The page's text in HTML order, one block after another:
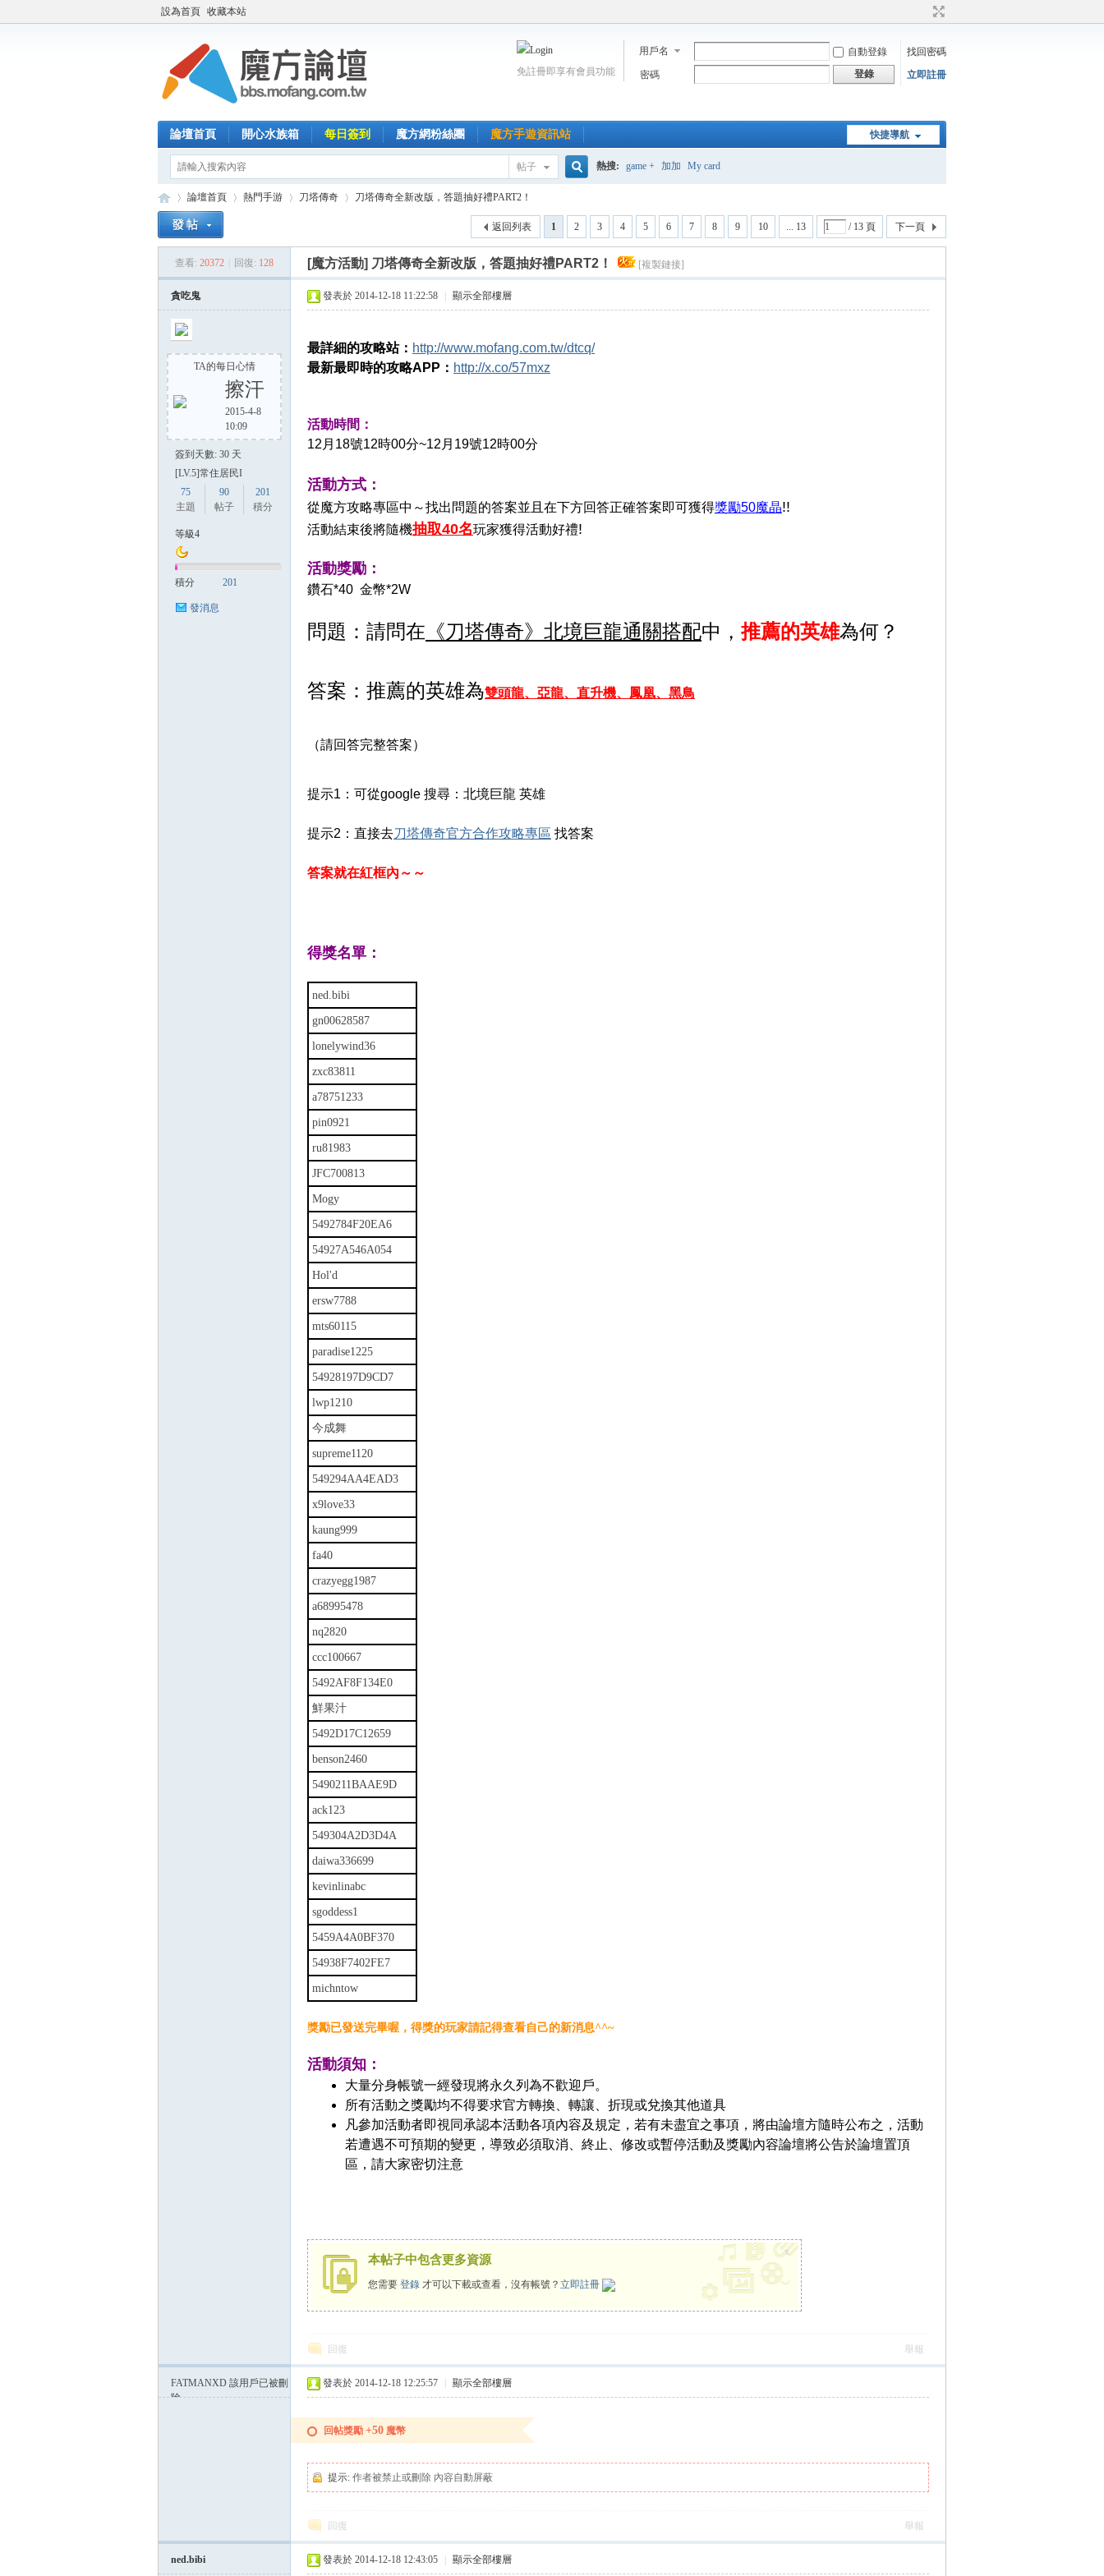
設為首頁 收藏本站
用戶名 自動登錄
找回密碼
密碼
登錄 立即註冊
免註冊即享有會員功能
快捷導航
論壇首頁 開心水族箱 每日簽到 魔方網粉絲團 魔方手遊資訊站
帖子
索
熱搜: game + 加加 My card
方
»
論壇首頁 熱門手游 刀塔傳奇
›
刀塔傳奇全新改版，答題抽好禮PART2！
1 2 3 4 5 6 7 8 9 10 ... 13 / 13 頁 下一頁
返回列表
查看: 20372 回復: 128 [魔方活動] 刀塔傳奇全新改版，答題抽好禮PART2！ [複製鏈接]
貪吃鬼
TA的每日心情
擦汗
2015-4-8
10:09
簽到天數: 30 天
[LV.5]常住居民I
75
主題
90
帖子
201
積分
等級4
積分 201
發消息
發表於 2014-12-18 11:22:58 顯示全部樓層
最詳細的攻略站： http://www.mofang.com.tw/dtcq/
最新最即時的攻略APP： http://x.co/57mxz
活動時間：
12月18號12時00分~12月19號12時00分
活動方式：
從魔方攻略專區中～找出問題的答案並且在下方回答正確答案即可獲得獎勵50魔晶!!
活動結束後將隨機抽取40名玩家獲得活動好禮!
活動獎勵：
鑽石*40 金幣*2W
問題： 請問在 《刀塔傳奇》北境巨龍通關搭配中， 推薦的英雄為何？
答案：推薦的英雄為雙頭龍、亞龍、直升機、鳳凰、黑鳥
（請回答完整答案）
提示1：可從google 搜尋：北境巨龍 英雄
提示2：直接去刀塔傳奇官方合作攻略專區 找答案
答案就在紅框內～～
得獎名單：
ned.bibi
gn00628587
lonelywind36
zxc83811
a78751233
pin0921
ru81983
JFC700813
Mogy
5492784F20EA6
54927A546A054
Hol'd
ersw7788
mts60115
paradise1225
54928197D9CD7
lwp1210
今成舞
supreme1120
549294AA4EAD3
x9love33
kaung999
fa40
crazyegg1987
a68995478
nq2820
ccc100667
5492AF8F134E0
鮮果汁
5492D17C12659
benson2460
5490211BAAE9D
ack123
549304A2D3D4A
daiwa336699
kevinlinabc
sgoddess1
5459A4A0BF370
54938F7402FE7
michntow
獎勵已發送完畢喔，得獎的玩家請記得查看自己的新消息^^~
活動須知：
大量分身帳號一經發現將永久列為不歡迎戶。
所有活動之獎勵均不得要求官方轉換、轉讓、折現或兌換其他道具
凡參加活動者即視同承認本活動各項內容及規定，若有未盡宜之事項，將由論壇方隨時公布之，活動
若遭遇不可預期的變更，導致必須取消、終止、修改或暫停活動及獎勵內容論壇將公告於論壇置頂
區，請大家密切注意
本帖子中包含更多資源
您需要 登錄 才可以下載或查看，沒有帳號？ 立即註冊
x
回復 舉報
FATMANXD 該用戶已被刪
除
發表於 2014-12-18 12:25:57 顯示全部樓層
回帖獎勵 +50 魔幣
提示: 作者被禁止或刪除 內容自動屏蔽
回復 舉報
ned.bibi 發表於 2014-12-18 12:43:05 顯示全部樓層